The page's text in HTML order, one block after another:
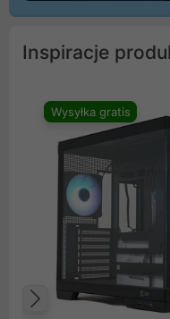
Inspiracje
Wysyłka gratis